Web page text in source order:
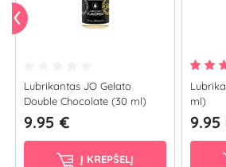
Lubrikantas JO Gelato
Double Chocolate (30 ml)
9.95 €
Į KREPŠELĮ
ml)
9.95